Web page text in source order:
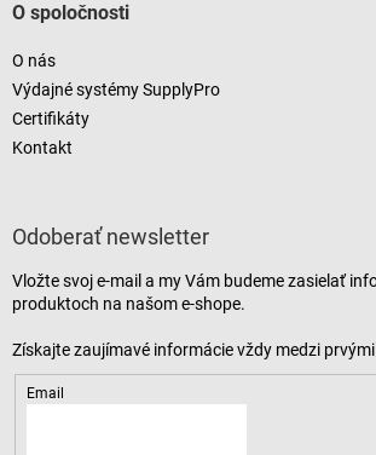
O spoločnosti
O nás
Výdajné systémy SupplyPro
Certifikáty
Kontakt
Odoberať newsletter
Vložte svoj e-mail a my Vám budeme zasielať
produktoch na našom e-shope.
Email